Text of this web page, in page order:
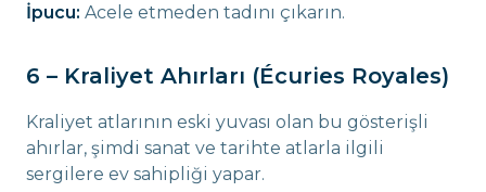
İpucu: Acele etmeden tadını çıkarın.
6 – Kraliyet Ahırları (Écuries Royales)
Kraliyet atlarının eski yuvası olan bu gösterişli
ahırlar, şimdi sanat ve tarihte atlarla ilgili
sergilere ev sahipliği yapar.